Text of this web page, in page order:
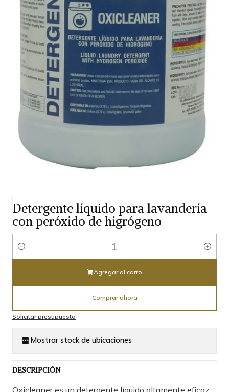
|
Detergente líquido para lavandería
con peróxido de higrógeno
Cantidad
Agregar al carro
Comprar ahora
Solicitar presupuesto
Mostrar stock de ubicaciones
DESCRIPCIÓN
Oxicleaner es un detergente líquido altamente eficaz